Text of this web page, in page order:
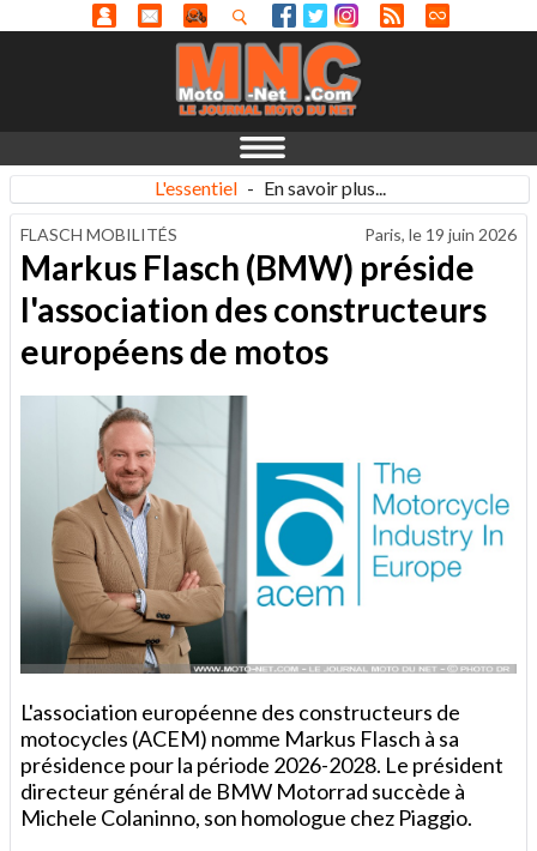
L'essentiel - En savoir plus...
FLASCH MOBILITÉS Paris, le 19 juin 2026
Markus Flasch (BMW) préside
l'association des constructeurs
européens de motos
L'association européenne des constructeurs de
motocycles (ACEM) nomme Markus Flasch à sa
présidence pour la période 2026-2028. Le président
directeur général de BMW Motorrad succède à
Michele Colaninno, son homologue chez Piaggio.